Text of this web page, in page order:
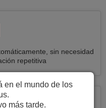
sin necesidad
repetitiva
en el mundo de los
más tarde.